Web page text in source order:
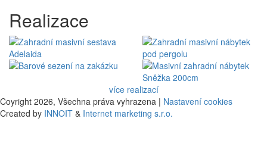
Realizace
více realizací
Coyright 2026, Všechna práva vyhrazena | Nastavení cookies
Created by INNOIT & Internet marketing s.r.o.